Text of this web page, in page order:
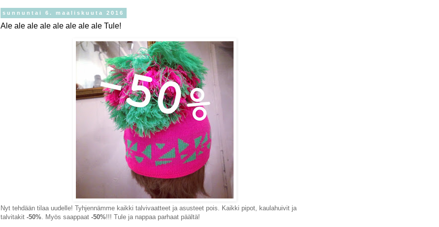
sunnuntai 6. maaliskuuta 2016
Ale ale ale ale ale ale ale ale Tule!
Nyt tehdään tilaa uudelle! Tyhjennämme kaikki talvivaatteet ja asusteet pois. Kaikki pipot, kaulahuivit ja
talvitakit -50%. Myös saappaat -50%!!! Tule ja nappaa parhaat päältä!